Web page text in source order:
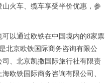
火车、缆车享受半价优惠，参
以通过欧铁在中国境内的8家票
北京欧铁国际商务咨询有限公
、北京凯撒国际旅行社有限责
欧铁国际商务咨询有限公司、